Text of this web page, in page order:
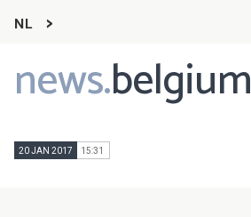
NL
news.belgium
Main
navigation
20 JAN 2017 15:31